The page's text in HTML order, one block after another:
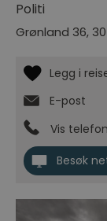
Politi
Grønland 36,
E-post
Vis
Besøk